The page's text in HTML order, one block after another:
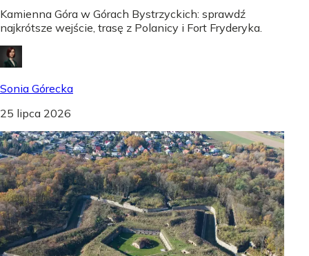
Kamienna Góra w Górach Bystrzyckich: sprawdź
najkrótsze wejście, trasę z Polanicy i Fort Fryderyka.
Sonia Górecka
25 lipca 2026